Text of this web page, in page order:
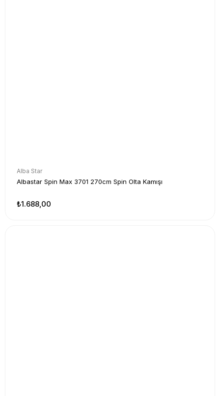
Alba Star
Albastar Spin Max 3701 270cm Spin Olta Kamışı
₺1.688,00